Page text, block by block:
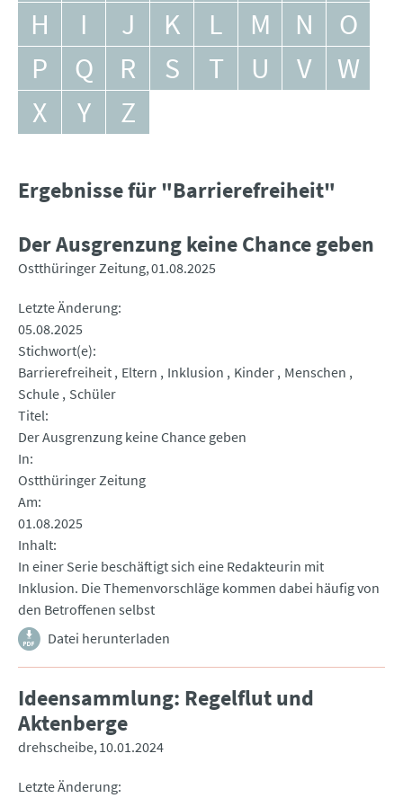
H
I J K L M N
O
P
Q R S T U V
W
X
Y Z
Ergebnisse für "Barrierefreiheit"
Der Ausgrenzung keine Chance geben
Ostthüringer Zeitung 01.08.2025
Letzte Änderung
05.08.2025
Stichwort(e)
Barrierefreiheit Eltern Inklusion Kinder Menschen
Schule Schüler
Titel
Der Ausgrenzung keine Chance geben
In
Ostthüringer Zeitung
Am
01.08.2025
Inhalt
In einer Serie beschäftigt sich eine Redakteurin mit
Inklusion. Die Themenvorschläge kommen dabei häufig von
den Betroffenen selbst
Datei herunterladen
Ideensammlung: Regelflut und
Aktenberge
drehscheibe 10.01.2024
Letzte Änderung